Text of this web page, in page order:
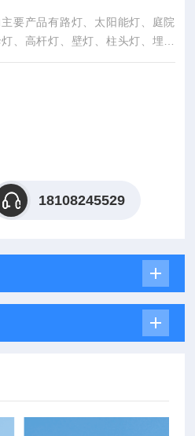
要产品有路灯、太阳能灯、庭院
、高杆灯、壁灯、柱头灯、埋地
、矿工灯、探照灯等几十种路灯系
18108245529